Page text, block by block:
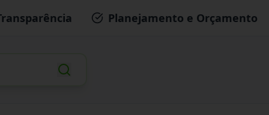
Planejamento e Orçamento